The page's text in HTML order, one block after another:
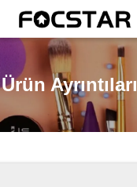
Ürün Ayrıntıları